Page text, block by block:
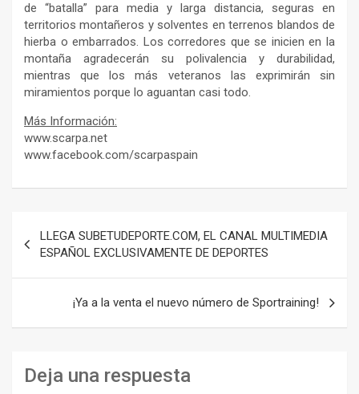
de “batalla” para media y larga distancia, seguras en
territorios montañeros y solventes en terrenos blandos de
hierba o embarrados. Los corredores que se inicien en la
montaña agradecerán su polivalencia y durabilidad,
mientras que los más veteranos las exprimirán sin
miramientos porque lo aguantan casi todo.
Más Información:
www.scarpa.net
www.facebook.com/scarpaspain
de
entradas
LLEGA SUBETUDEPORTE.COM, EL CANAL MULTIMEDIA
ESPAÑOL EXCLUSIVAMENTE DE DEPORTES
¡Ya a la venta el nuevo número de Sportraining!
Deja una respuesta